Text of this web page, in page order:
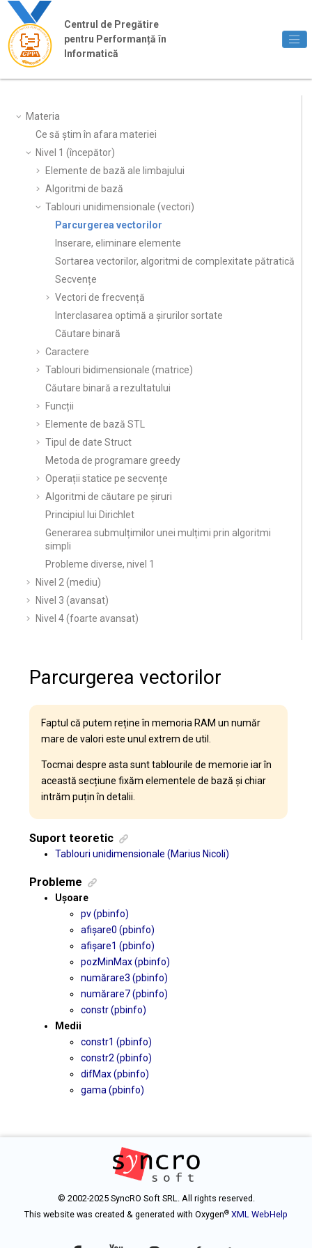
Jump to main content
Centrul de Pregătire
pentru Performanță în
Informatică
Materia
Ce să știm în afara materiei
Nivel 1 (începător)
Elemente de bază ale limbajului
Algoritmi de bază
Tablouri unidimensionale (vectori)
Parcurgerea vectorilor
Inserare, eliminare elemente
Sortarea vectorilor, algoritmi de complexitate pătratică
Secvențe
Vectori de frecvență
Interclasarea optimă a șirurilor sortate
Căutare binară
Caractere
Tablouri bidimensionale (matrice)
Căutare binară a rezultatului
Funcții
Elemente de bază STL
Tipul de date Struct
Metoda de programare greedy
Operații statice pe secvențe
Algoritmi de căutare pe șiruri
Principiul lui Dirichlet
Generarea submulțimilor unei mulțimi prin algoritmi
simpli
Probleme diverse, nivel 1
Nivel 2 (mediu)
Nivel 3 (avansat)
Nivel 4 (foarte avansat)
Parcurgerea vectorilor
Faptul că putem reține în memoria RAM un număr
mare de valori este unul extrem de util.
Tocmai despre asta sunt tablourile de memorie iar în
această secțiune fixăm elementele de bază și chiar
intrăm puțin în detalii.
Suport teoretic
Tablouri unidimensionale (Marius Nicoli)
Probleme
Ușoare
pv (pbinfo)
afișare0 (pbinfo)
afișare1 (pbinfo)
pozMinMax (pbinfo)
numărare3 (pbinfo)
numărare7 (pbinfo)
constr (pbinfo)
Medii
constr1 (pbinfo)
constr2 (pbinfo)
difMax (pbinfo)
gama (pbinfo)
© 2002-2025 SyncRO Soft SRL. All rights reserved.
This website was created & generated with Oxygen® XML WebHelp